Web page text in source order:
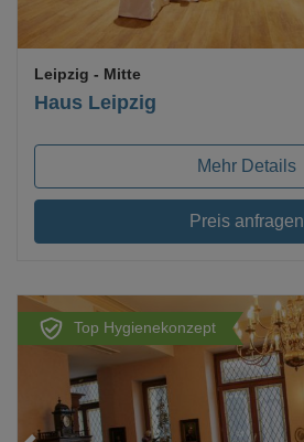
Haus Leipzig
Leipzig - Mitte
Mehr Details
Preis anfragen
Top Hygienekonzept